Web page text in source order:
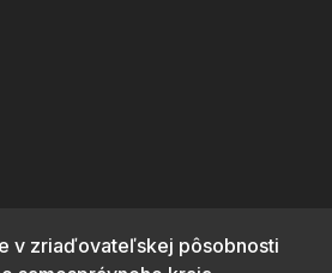
v zriaďovateľskej pôsobnosti